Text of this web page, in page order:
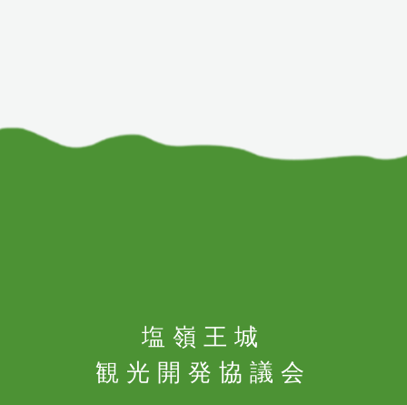
塩嶺王城
観光開発協議会